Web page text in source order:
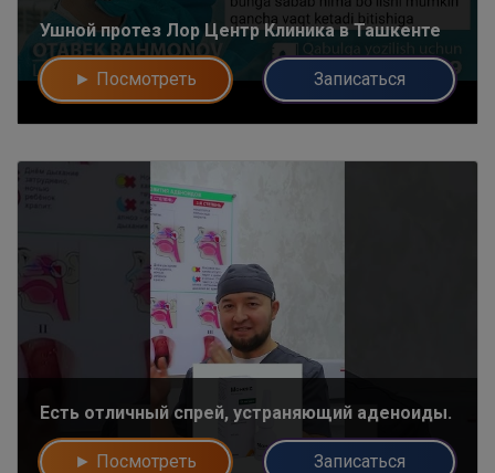
Ушной протез Лор Центр Клиника в Ташкенте
► Посмотреть Записаться
Есть отличный спрей, устраняющий аденоиды.
► Посмотреть Записаться